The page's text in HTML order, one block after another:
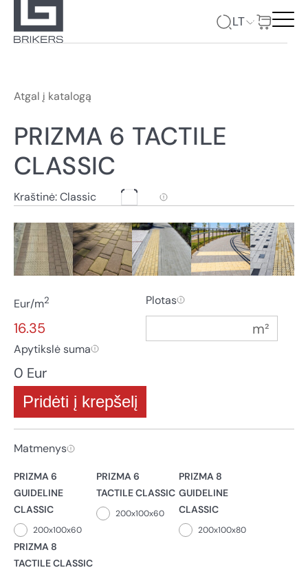
LT
Atgal į katalogą
PRIZMA 6 TACTILE
CLASSIC
Kraštinė: Classic
Eur/m2
16.35
Plotas
Apytikslė suma
0 Eur
Pridėti į krepšelį
Matmenys
PRIZMA 6
GUIDELINE
CLASSIC
200x100x60
PRIZMA 6
TACTILE CLASSIC
200x100x60
PRIZMA 8
GUIDELINE
CLASSIC
200x100x80
PRIZMA 8
TACTILE CLASSIC